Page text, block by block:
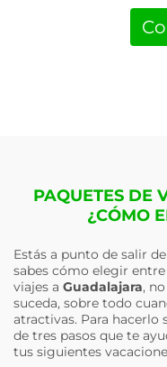
PAQUETES DE
¿CÓMO
Estás a punto de salir
sabes cómo elegir
viajes a Guadalajara,
suceda, sobre todo
atractivas. Para hacerlo
de tres pasos que te
tus siguientes